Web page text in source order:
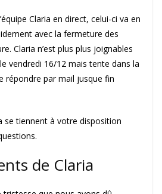
Claria en direct, celui-ci va en
avec la fermeture des
Claria n’est plus plus joignables
vendredi 16/12 mais tente dans la
répondre par mail jusque fin
se tiennent à votre disposition
de Claria